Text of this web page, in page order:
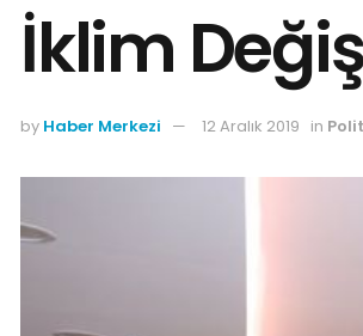
İklim
by Haber Merkezi 12 Aralık 2019 in